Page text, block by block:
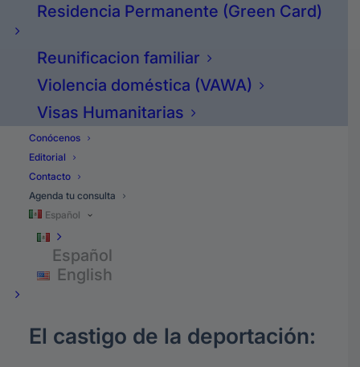
Residencia Permanente (Green Card)
Reunificacion familiar
Violencia doméstica (VAWA)
Visas Humanitarias
Conócenos
Editorial
Contacto
Agenda tu consulta
Español
Español
English
Y miren ya hemos hablado de muchos
El castigo permanente.
El castigo del fraude matrimonial.
El castigo del fraude.
El castigo de los 10 años.
Y ahora vamos a hablar del número
El castigo de la deportación: